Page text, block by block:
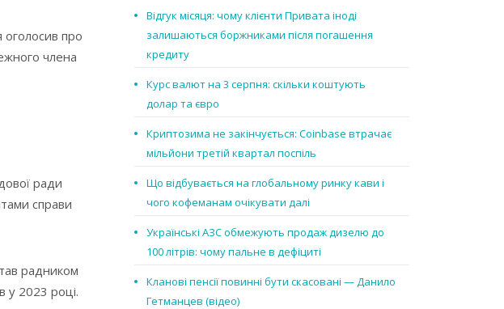
про
члена
ради
справи
радником
у 2023 році.
Відгук місяця: чому клієнти Привата іноді
залишаються боржниками після погашення
кредиту
Курс валют на 3 серпня: скільки коштують
долар та євро
Криптозима не закінчується: Coinbase втрачає
мільйони третій квартал поспіль
Що відбувається на глобальному ринку кави і
чого кофеманам очікувати далі
Українські АЗС обмежують продаж дизелю до
100 літрів: чому пальне в дефіциті
Кланові пенсії повинні бути скасовані — Данило
Гетманцев (відео)